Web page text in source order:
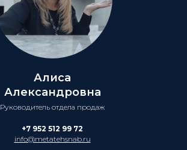
Алиса
Александровна
Руководитель отдела продаж
+7 952 512 99 72
info@metatehsnab.ru